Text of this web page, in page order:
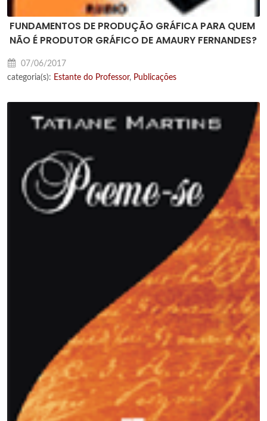
FUNDAMENTOS DE PRODUÇÃO GRÁFICA PARA QUEM
NÃO É PRODUTOR GRÁFICO DE AMAURY FERNANDES?
07/06/2017
categoria(s): Estante do Professor, Publicações